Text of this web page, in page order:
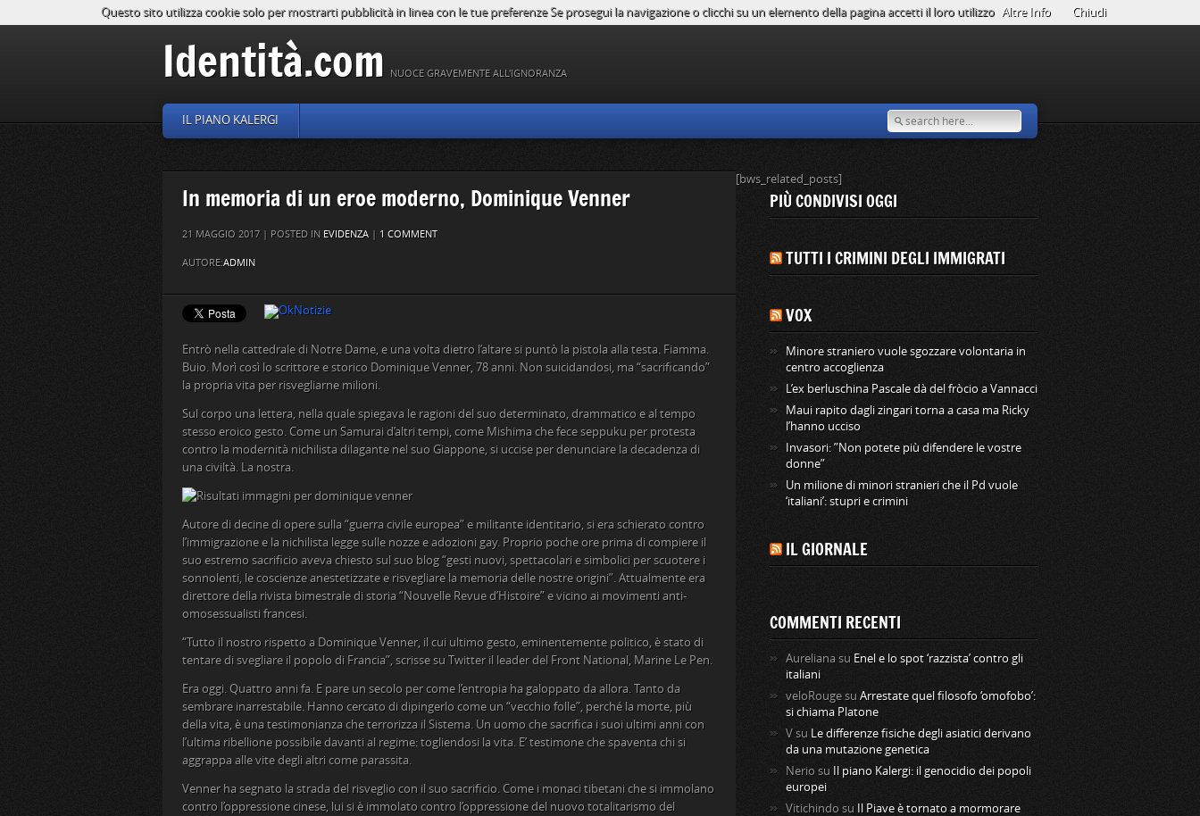
Identità.com NUOCE GRAVEMENTE ALL'IGNORANZA
IL PIANO KALERGI
In memoria di un eroe moderno, Dominique Venner
21 MAGGIO 2017 | POSTED IN EVIDENZA | 1 COMMENT
AUTORE:ADMIN
Entrò nella cattedrale di Notre Dame, e una volta dietro l’altare si puntò la pistola alla testa. Fiamma.
Buio. Morì così lo scrittore e storico Dominique Venner, 78 anni. Non suicidandosi, ma “sacrificando”
la propria vita per risvegliarne milioni.
Sul corpo una lettera, nella quale spiegava le ragioni del suo determinato, drammatico e al tempo
stesso eroico gesto. Come un Samurai d’altri tempi, come Mishima che fece seppuku per protesta
contro la modernità nichilista dilagante nel suo Giappone, si uccise per denunciare la decadenza di
una civiltà. La nostra.
Autore di decine di opere sulla “guerra civile europea” e militante identitario, si era schierato contro
l’immigrazione e la nichilista legge sulle nozze e adozioni gay. Proprio poche ore prima di compiere il
suo estremo sacrificio aveva chiesto sul suo blog “gesti nuovi, spettacolari e simbolici per scuotere i
sonnolenti, le coscienze anestetizzate e risvegliare la memoria delle nostre origini”. Attualmente era
direttore della rivista bimestrale di storia “Nouvelle Revue d’Histoire” e vicino ai movimenti anti-
omosessualisti francesi.
“Tutto il nostro rispetto a Dominique Venner, il cui ultimo gesto, eminentemente politico, è stato di
tentare di svegliare il popolo di Francia”, scrisse su Twitter il leader del Front National, Marine Le Pen.
Era oggi. Quattro anni fa. E pare un secolo per come l’entropia ha galoppato da allora. Tanto da
sembrare inarrestabile. Hanno cercato di dipingerlo come un “vecchio folle”, perché la morte, più
della vita, è una testimonianza che terrorizza il Sistema. Un uomo che sacrifica i suoi ultimi anni con
l’ultima ribellione possibile davanti al regime: togliendosi la vita. E’ testimone che spaventa chi si
aggrappa alle vite degli altri come parassita.
Venner ha segnato la strada del risveglio con il suo sacrificio. Come i monaci tibetani che si immolano
contro l’oppressione cinese, lui si è immolato contro l’oppressione del nuovo totalitarismo del
[bws_related_posts]
PIÙ CONDIVISI OGGI
TUTTI I CRIMINI DEGLI IMMIGRATI
VOX
Minore straniero vuole sgozzare volontaria in
centro accoglienza
L’ex berluschina Pascale dà del fròcio a Vannacci
Maui rapito dagli zingari torna a casa ma Ricky
l’hanno ucciso
Invasori: ”Non potete più difendere le vostre
donne”
Un milione di minori stranieri che il Pd vuole
‘italiani’: stupri e crimini
IL GIORNALE
COMMENTI RECENTI
Aureliana su Enel e lo spot ‘razzista’ contro gli
italiani
veloRouge su Arrestate quel filosofo ‘omofobo’:
si chiama Platone
V su Le differenze fisiche degli asiatici derivano
da una mutazione genetica
Nerio su
Il piano Kalergi: il genocidio dei popoli
europei
Vitichindo su Il Piave è tornato a mormorare
Questo sito utilizza cookie solo per mostrarti pubblicità in linea con le tue preferenze Se prosegui la navigazione o clicchi su un elemento della pagina accetti il loro utilizzo Altre Info Chiudi